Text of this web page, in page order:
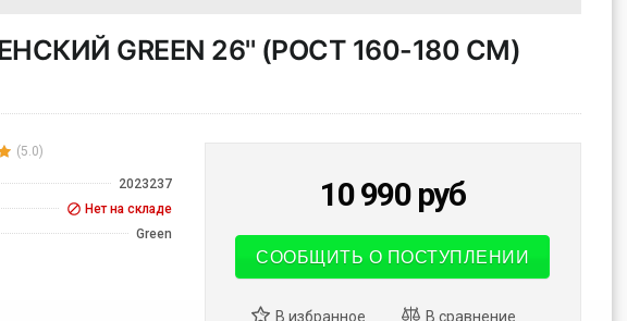
GREEN 26'' (РОСТ 160-180 СМ)
(5.0)
2023237
Нет на складе
Green
10 990 руб
СООБЩИТЬ О ПОСТУПЛЕНИИ